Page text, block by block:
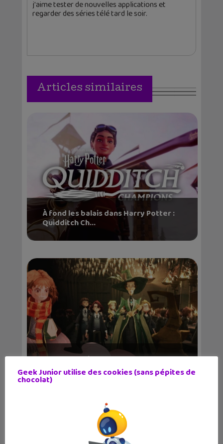
j'aime tester de nouvelles applications et
regarder des séries télé tard le soir.
Articles similaires
À fond les balais dans Harry Potter :
Quidditch Ch...
Un nouveau jeu « Harry Potter : La
Magie Émerge »...
Geek Junior utilise des cookies (sans pépites de
chocolat)